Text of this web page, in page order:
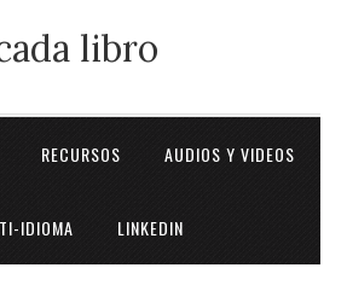
libro
RECURSOS AUDIOS Y VIDEOS
IDIOMA LINKEDIN